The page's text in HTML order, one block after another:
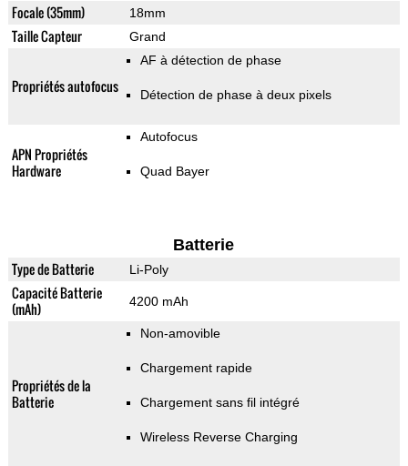
Focale (35mm) 18mm
Taille Capteur Grand
Propriétés autofocus
AF à détection de phase
Détection de phase à deux pixels
APN Propriétés
Hardware
Autofocus
Quad Bayer
Batterie
Type de Batterie Li-Poly
Capacité Batterie
(mAh)
4200 mAh
Propriétés de la
Batterie
Non-amovible
Chargement rapide
Chargement sans fil intégré
Wireless Reverse Charging